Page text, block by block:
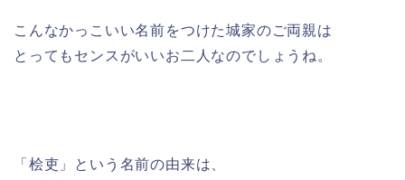
こんなかっこいい名前をつけた城家のご両親は
とってもセンスがいいお二人なのでしょうね。
「桧吏」という名前の由来は、